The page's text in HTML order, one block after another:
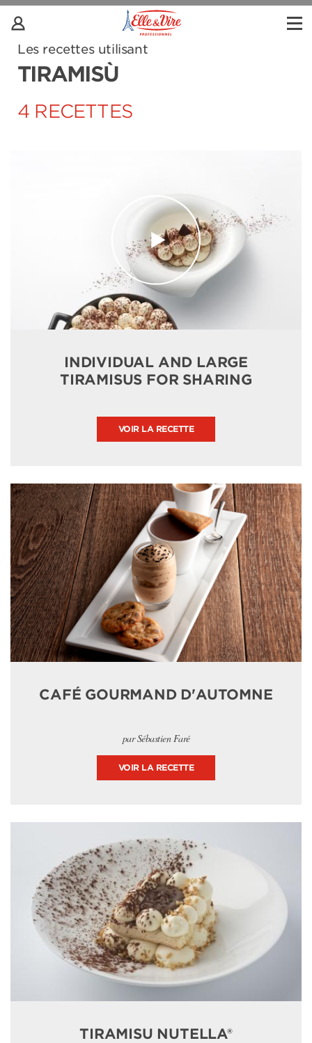
Les recettes utilisant
TIRAMISÙ
4 RECETTES
INDIVIDUAL AND LARGE
TIRAMISUS FOR SHARING
VOIR LA RECETTE
CAFÉ GOURMAND D'AUTOMNE
par Sébastien Faré
VOIR LA RECETTE
TIRAMISU NUTELLA®